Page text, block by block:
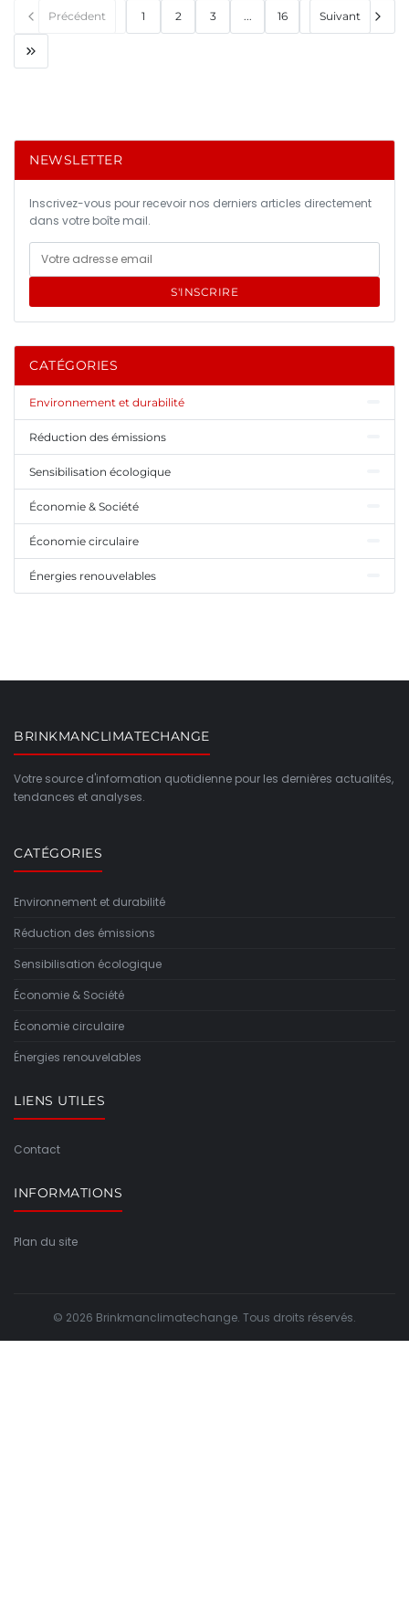
Précédent 1 2 3 ... 16 Suivant
NEWSLETTER
Inscrivez-vous pour recevoir nos derniers articles directement
dans votre boîte mail.
S'INSCRIRE
CATÉGORIES
Environnement et durabilité
Réduction des émissions
Sensibilisation écologique
Économie & Société
Économie circulaire
Énergies renouvelables
BRINKMANCLIMATECHANGE
Votre source d'information quotidienne pour les dernières actualités,
tendances et analyses.
CATÉGORIES
Environnement et durabilité
Réduction des émissions
Sensibilisation écologique
Économie & Société
Économie circulaire
Énergies renouvelables
LIENS UTILES
Contact
INFORMATIONS
Plan du site
© 2026 Brinkmanclimatechange. Tous droits réservés.